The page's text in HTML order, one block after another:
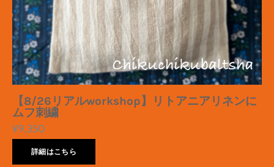
【8/26リアルworkshop】リトアニアリネンに
ムフ刺繍
¥9,350
詳細はこちら